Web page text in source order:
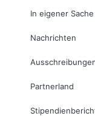
In eigener Sache
Nachrichten
Partnerland